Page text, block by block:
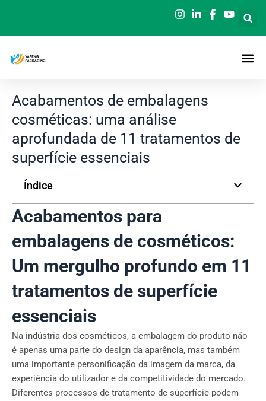
o
Acabamentos de embalagens
cosméticas: uma análise
aprofundada de 11 tratamentos de
superfície essenciais
Índice
Acabamentos para
embalagens de cosméticos:
Um mergulho profundo em 11
tratamentos de superfície
essenciais
Na indústria dos cosméticos, a embalagem do produto não
é apenas uma parte do design da aparência, mas também
uma importante personificação da imagem da marca, da
experiência do utilizador e da competitividade do mercado.
Diferentes processos de tratamento de superfície podem